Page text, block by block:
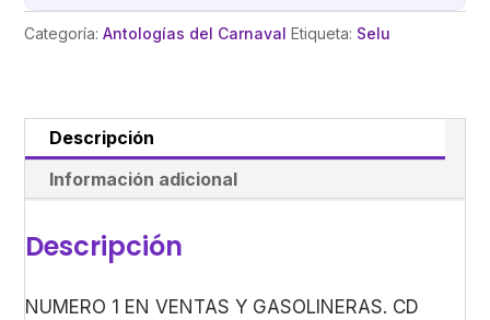
Categoría:Antologías del Carnaval Etiqueta: Selu
Descripción
Información adicional
Descripción
NUMERO 1 EN VENTAS Y GASOLINERAS. CD